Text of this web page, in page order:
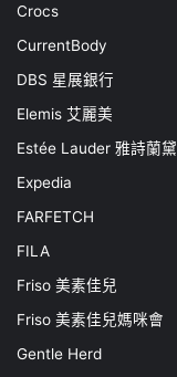
Crocs
CurrentBody
DBS 星展銀行
Elemis 艾麗美
Estée Lauder 雅詩蘭黛
Expedia
FARFETCH
FILA
Friso 美素佳兒
Friso 美素佳兒媽咪會
Gentle Herd